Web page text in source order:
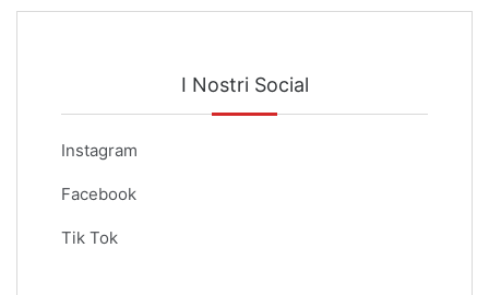
I Nostri Social
Instagram
Facebook
Tik Tok